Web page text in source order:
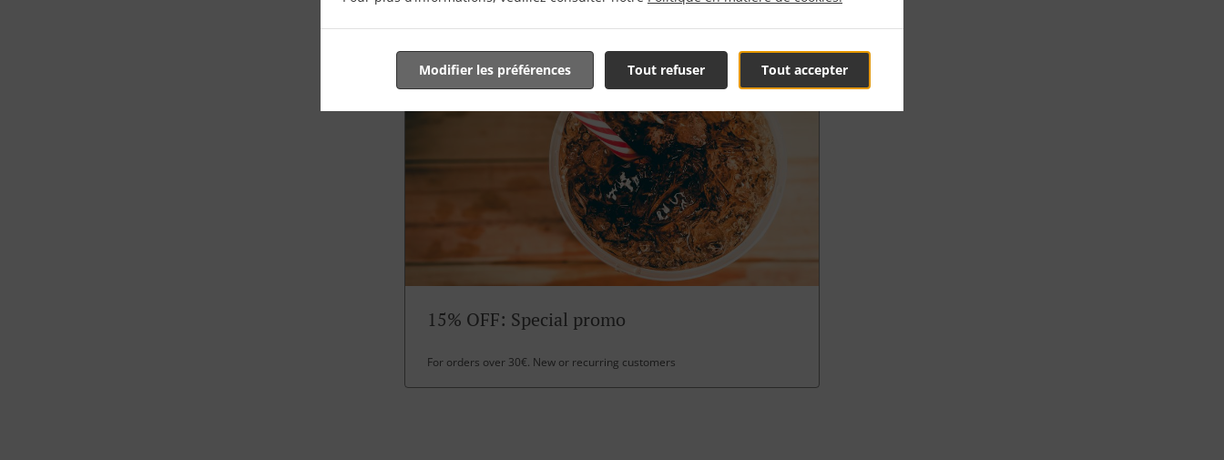
Tout accepter
Tout refuser
Modifier les préférences
15% OFF: Special promo
For orders over 30€. New or recurring customers